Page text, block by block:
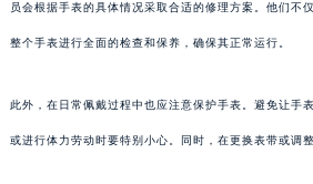
员会根据手表的具体情况采取合适的修理方案。他们不
整个手表进行全面的检查和保养，确保其正常运行。
此外，在日常佩戴过程中也应注意保护手表。避免让手
或进行体力劳动时要特别小心。同时，在更换表带或调